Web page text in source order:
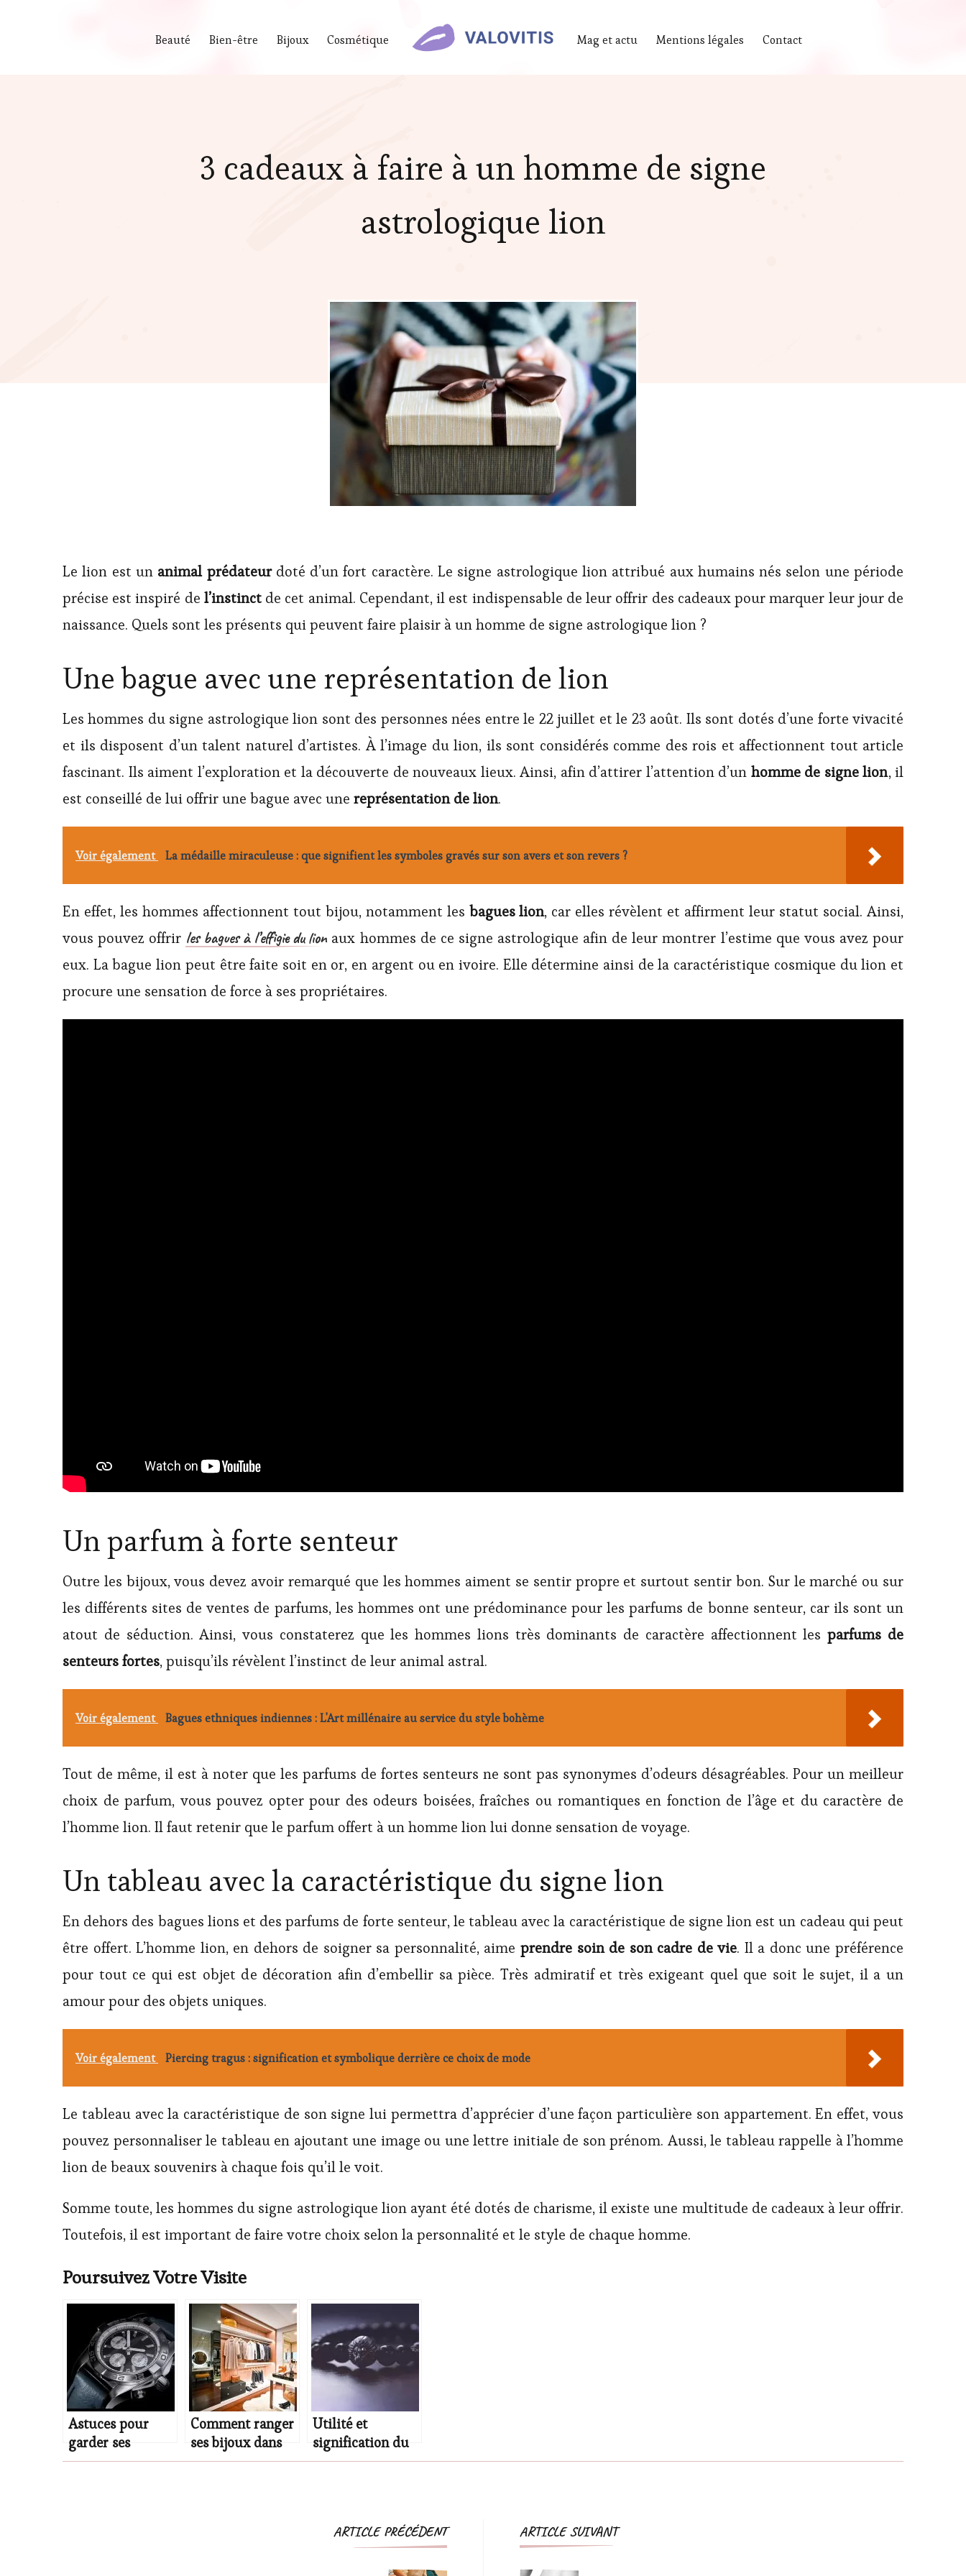
Beauté Bien-être Bijoux Cosmétique Mag et actu Mentions légales Contact
3 cadeaux à faire à un homme de signe
astrologique lion
Le lion est un animal prédateurdoté d’un fort caractère. Le signe astrologique lion attribué aux humains nés selon une période
précise est inspiré de l’instinctde cet animal. Cependant, il est indispensable de leur offrir des cadeaux pour marquer leur jour de
naissance. Quels sont les présents qui peuvent faire plaisir à un homme de signe astrologique lion ?
Une bague avec une représentation de lion
Les hommes du signe astrologique lion sont des personnes nées entre le 22 juillet et le 23 août. Ils sont dotés d’une forte vivacité
et ils disposent d’un talent naturel d’artistes. À l’image du lion, ils sont considérés comme des rois et affectionnent tout article
fascinant. Ils aiment l’exploration et la découverte de nouveaux lieux. Ainsi, afin d’attirer l’attention d’un homme de signe lion, il
est conseillé de lui offrir une bague avec une représentation de lion.
Voir également La médaille miraculeuse : que signifient les symboles gravés sur son avers et son revers ?
En effet, les hommes affectionnent tout bijou, notamment les bagues lion, car elles révèlent et affirment leur statut social. Ainsi,
vous pouvez offrir les bagues à l’effigie du lionaux hommes de ce signe astrologique afin de leur montrer l’estime que vous avez pour
eux. La bague lion peut être faite soit en or, en argent ou en ivoire. Elle détermine ainsi de la caractéristique cosmique du lion et
procure une sensation de force à ses propriétaires.
Un parfum à forte senteur
Outre les bijoux, vous devez avoir remarqué que les hommes aiment se sentir propre et surtout sentir bon. Sur le marché ou sur
les différents sites de ventes de parfums, les hommes ont une prédominance pour les parfums de bonne senteur, car ils sont un
atout de séduction. Ainsi, vous constaterez que les hommes lions très dominants de caractère affectionnent lesparfums de
senteurs fortes, puisqu’ils révèlent l’instinct de leur animal astral.
Voir également Bagues ethniques indiennes : L'Art millénaire au service du style bohème
Tout de même, il est à noter que les parfums de fortes senteurs ne sont pas synonymes d’odeurs désagréables. Pour un meilleur
choix de parfum, vous pouvez opter pour des odeurs boisées, fraîches ou romantiques en fonction de l’âge et du caractère de
l’homme lion. Il faut retenir que le parfum offert à un homme lion lui donne sensation de voyage.
Un tableau avec la caractéristique du signe lion
En dehors des bagues lions et des parfums de forte senteur, le tableau avec la caractéristique de signe lion est un cadeau qui peut
être offert. L’homme lion, en dehors de soigner sa personnalité, aime prendre soin de son cadre de vie. Il a donc une préférence
pour tout ce qui est objet de décoration afin d’embellir sa pièce. Très admiratif et très exigeant quel que soit le sujet, il a un
amour pour des objets uniques.
Voir également Piercing tragus : signification et symbolique derrière ce choix de mode
Le tableau avec la caractéristique de son signe lui permettra d’apprécier d’une façon particulière son appartement. En effet, vous
pouvez personnaliser le tableau en ajoutant une image ou une lettre initiale de son prénom. Aussi, le tableau rappelle à l’homme
lion de beaux souvenirs à chaque fois qu’il le voit.
Somme toute, les hommes du signe astrologique lion ayant été dotés de charisme, il existe une multitude de cadeaux à leur offrir.
Toutefois, il est important de faire votre choix selon la personnalité et le style de chaque homme.
Poursuivez Votre Visite
Astuces pour
garder ses
montres en
Comment ranger
ses bijoux dans
un dressing ?
Utilité et
signification du
bracelet force
Navigation
ARTICLE PRÉCÉDENT ARTICLE SUIVANT